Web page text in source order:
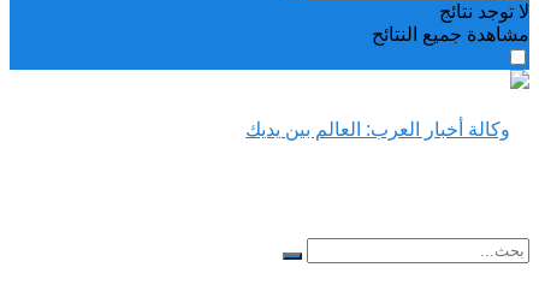
لا توجد نتائج
مشاهدة جميع النتائح